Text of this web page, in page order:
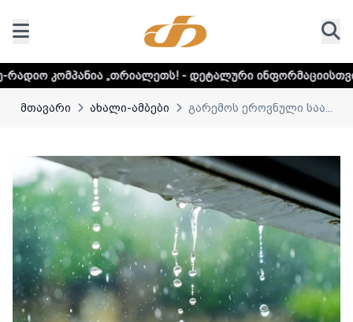
- დეტალური ინფორმაციისთვის დააკლიკეთ
მთავარი ახალი-ამბები გარემოს ეროვნული საა...